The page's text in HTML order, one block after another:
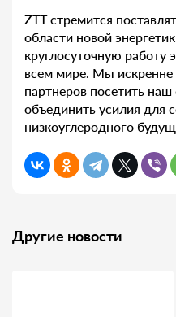
ZTT стремится
области новой
круглосуточную работу
всем мире. Мы искренне
партнеров посетить
объединить усилия для
низкоуглеродного
Другие новости